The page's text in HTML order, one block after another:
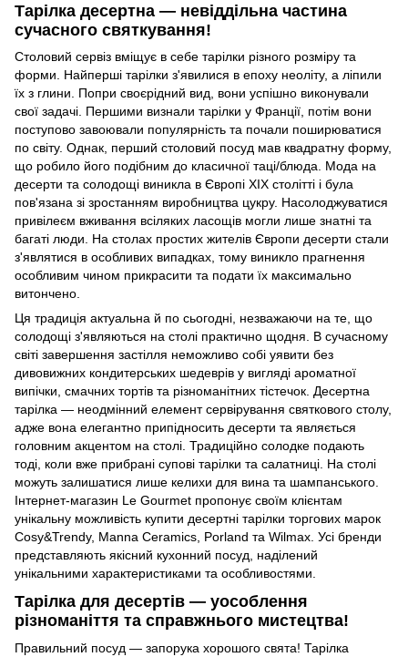
Тарілка десертна — невіддільна частина
сучасного святкування!
Столовий сервіз вміщує в себе тарілки різного розміру та
форми. Найперші тарілки з'явилися в епоху неоліту, а ліпили
їх з глини. Попри своєрідний вид, вони успішно виконували
свої задачі. Першими визнали тарілки у Франції, потім вони
поступово завоювали популярність та почали поширюватися
по світу. Однак, перший столовий посуд мав квадратну форму,
що робило його подібним до класичної таці/блюда . Мода на
десерти та солодощі виникла в Європі XIX столітті і була
пов'язана зі зростанням виробництва цукру. Насолоджуватися
привілеєм вживання всіляких ласощів могли лише знатні та
багаті люди. На столах простих жителів Європи десерти стали
з'являтися в особливих випадках, тому виникло прагнення
особливим чином прикрасити та подати їх максимально
витончено.
Ця традиція актуальна й по сьогодні, незважаючи на те , що
солодощі з'являються на столі практично щодня. В сучасному
світі завершення застілля неможливо собі уявити без
дивовижних кондитерських шедеврів у вигляді ароматної
випічки, смачних тортів та різноманітних тістечок. Десертна
тарілка — неодмінний елемент сервірування святкового столу,
адже вона елегантно припідносить десерти та являється
головним акцентом на столі. Традиційно солодке подають
тоді, коли вже прибрані супові тарілки та салатниці. На столі
можуть залишатися лише келихи для вина та шампанського.
Інтернет-магазин Le Gourmet пропонує своїм клієнтам
унікальну можливість купити десертні тарілки торгових марок
Cosy&Trendy, Manna Ceramics, Porland та Wilmax. Усі бренди
представляють якісний кухонний посуд, наділений
унікальними характеристиками та особливостями.
Тарілка для десертів — уособлення
різноманіття та справжнього мистецтва!
Правильний посуд — запорука хорошого свята! Тарілка